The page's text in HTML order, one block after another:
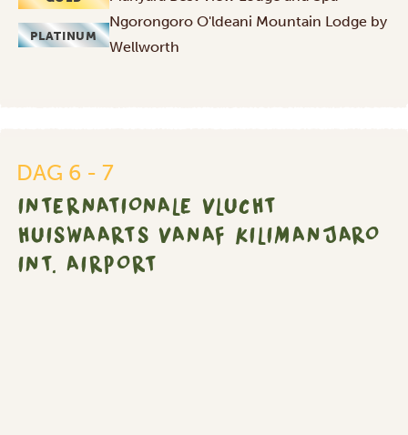
PLATINUM
Ngorongoro O'ldeani Mountain Lodge by
Wellworth
DAG 6 - 7
INTERNATIONALE VLUCHT
HUISWAARTS VANAF KILIMANJARO
INT. AIRPORT
huiswaarts
vanaf
Kilimanjaro
Int.
Airport